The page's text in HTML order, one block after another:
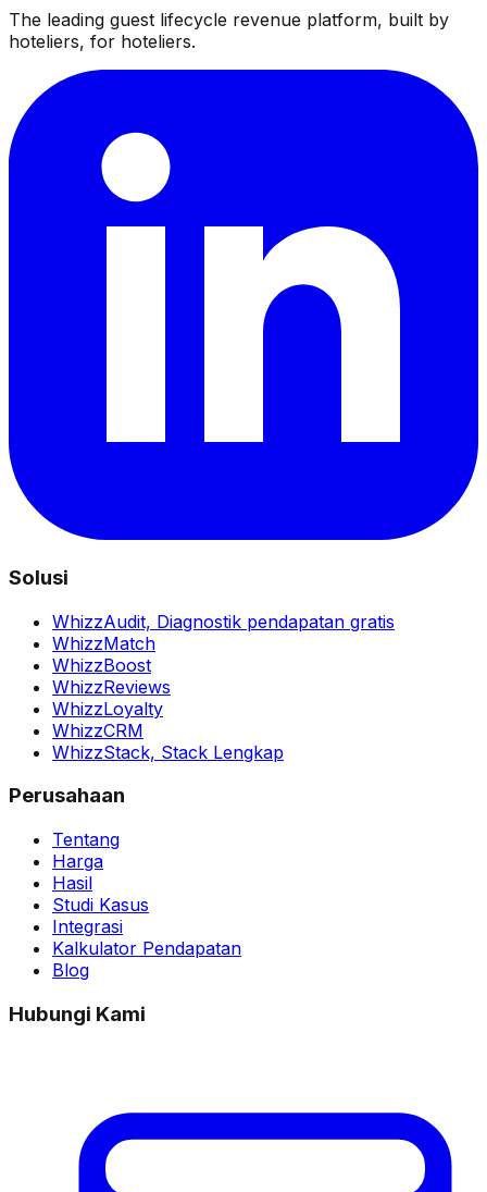
The leading guest lifecycle revenue platform, built by
hoteliers, for hoteliers.
Solusi
WhizzAudit, Diagnostik pendapatan gratis
WhizzMatch
WhizzBoost
WhizzReviews
WhizzLoyalty
WhizzCRM
WhizzStack, Stack Lengkap
Perusahaan
Tentang
Harga
Hasil
Studi Kasus
Integrasi
Kalkulator Pendapatan
Blog
Hubungi Kami